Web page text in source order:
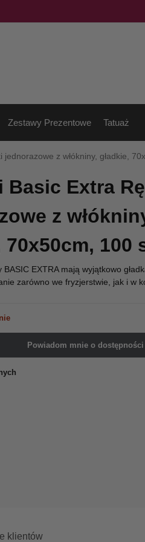
Zestawy Prezentowe Tatuaż
z włókniny, gładkie,
Basic Extra
z
70x50cm, 100
BASIC EXTRA mają wyjątkowo
zarówno we fryzjerstwie, jak i w
Powiadom mnie o dostępności
klientów